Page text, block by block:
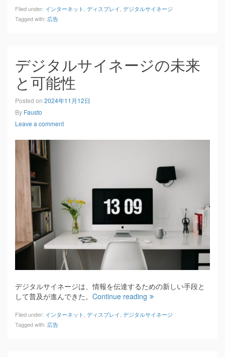
Filed under: インターネット, ディスプレイ, デジタルサイネージ
Tagged with: 広告
デジタルサイネージの未来
と可能性
Posted on 2024年11月12日
By Fausto
Leave a comment
デジタルサイネージは、情報を伝達するための新しい手段と
して普及が進んできた。 Continue reading
Filed under: インターネット ディスプレイ デジタルサイネージ
Tagged with: 広告